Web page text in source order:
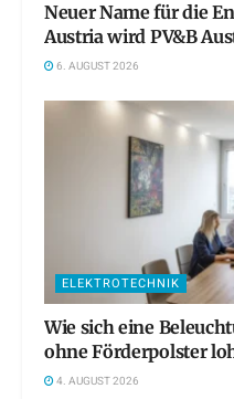
Neuer Name für die
Austria wird PV&B
6. AUGUST 2026
ELEKTROTECHNIK
Wie sich eine
ohne Förderpolster
4. AUGUST 2026